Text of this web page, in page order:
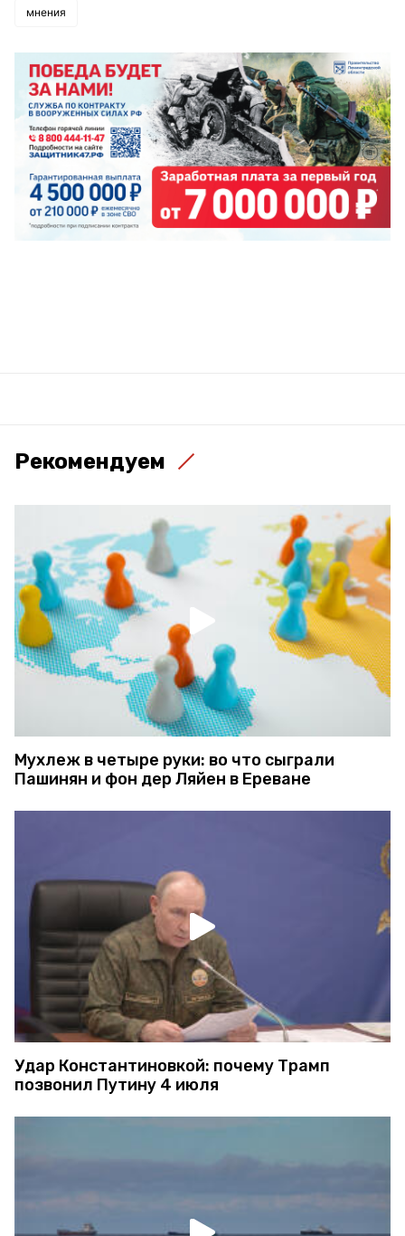
мнения
Рекомендуем
Мухлеж в четыре руки: во что сыграли
Пашинян и фон дер Ляйен в Ереване
Удар Константиновкой: почему Трамп
позвонил Путину 4 июля